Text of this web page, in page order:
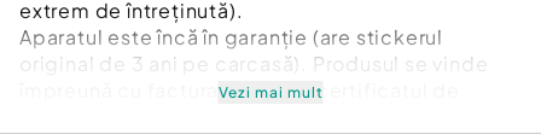
extrem de întreținută).
Aparatul este încă în garanție (are stickerul
original de 3 ani pe carcasă). Produsul se vinde
împreună cu factura fiscală și certificatul de
Vezi mai mult